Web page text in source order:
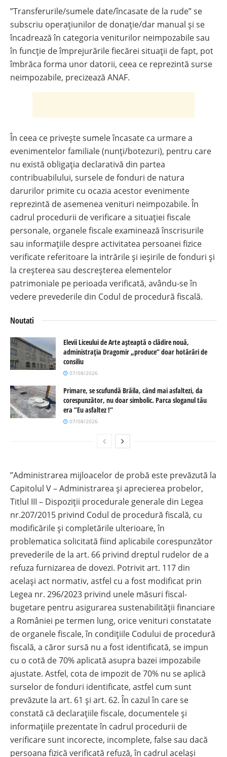
”Transferurile/sumele date/încasate de la rude” se
subscriu operațiunilor de donație/dar manual și se
încadrează în categoria veniturilor neimpozabile sau
în funcție de împrejurările fiecărei situații de fapt, pot
îmbrăca forma unor datorii, ceea ce reprezintă surse
neimpozabile, precizează ANAF.
În ceea ce privește sumele încasate ca urmare a
evenimentelor familiale (nunți/botezuri), pentru care
nu există obligația declarativă din partea
contribuabilului, sursele de fonduri de natura
darurilor primite cu ocazia acestor evenimente
reprezintă de asemenea venituri neimpozabile. În
cadrul procedurii de verificare a situației fiscale
personale, organele fiscale examinează înscrisurile
sau informațiile despre activitatea persoanei fizice
verificate referitoare la intrările și ieșirile de fonduri și
la creșterea sau descreșterea elementelor
patrimoniale pe perioada verificată, avându-se în
vedere prevederile din Codul de procedură fiscală.
Noutati
Elevii Liceului de Arte așteaptă o clădire nouă,
administrația Dragomir „produce” doar hotărâri de
consiliu
07/08/2026
Primare, se scufundă Brăila, când mai asfaltezi, da
corespunzător, nu doar simbolic. Parca sloganul tău
era ”Eu asfaltez !”
07/08/2026
”Administrarea mijloacelor de probă este prevăzută la
Capitolul V – Administrarea și aprecierea probelor,
Titlul III – Dispoziții procedurale generale din Legea
nr.207/2015 privind Codul de procedură fiscală, cu
modificările și completările ulterioare, în
problematica solicitată fiind aplicabile corespunzător
prevederile de la art. 66 privind dreptul rudelor de a
refuza furnizarea de dovezi. Potrivit art. 117 din
același act normativ, astfel cu a fost modificat prin
Legea nr. 296/2023 privind unele măsuri fiscal-
bugetare pentru asigurarea sustenabilității financiare
a României pe termen lung, orice venituri constatate
de organele fiscale, în condițiile Codului de procedură
fiscală, a căror sursă nu a fost identificată, se impun
cu o cotă de 70% aplicată asupra bazei impozabile
ajustate. Astfel, cota de impozit de 70% nu se aplică
surselor de fonduri identificate, astfel cum sunt
prevăzute la art. 61 și art. 62. În cazul în care se
constată că declarațiile fiscale, documentele și
informațiile prezentate în cadrul procedurii de
verificare sunt incorecte, incomplete, false sau dacă
persoana fizică verificată refuză, în cadrul același